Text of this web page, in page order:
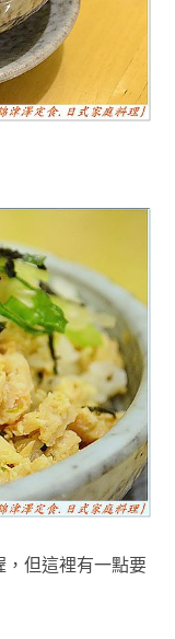
，但這裡有一點要